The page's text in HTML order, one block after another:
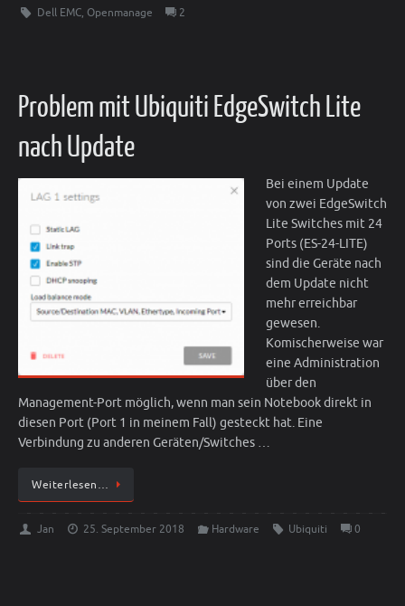
Dell EMC, Openmanage 2
Problem mit Ubiquiti EdgeSwitch Lite
nach Update
Bei einem Update
von zwei EdgeSwitch
Lite Switches mit 24
Ports (ES-24-LITE)
sind die Geräte nach
dem Update nicht
mehr erreichbar
gewesen.
Komischerweise war
eine Administration
über den
Management-Port möglich, wenn man sein Notebook direkt in
diesen Port (Port 1 in meinem Fall) gesteckt hat. Eine
Verbindung zu anderen Geräten/Switches …
Weiterlesen…
Jan 25. September 2018 Hardware Ubiquiti 0